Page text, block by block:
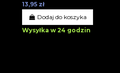
13,95 zł
Dodaj do koszyka
Wysyłka w 24 godzin